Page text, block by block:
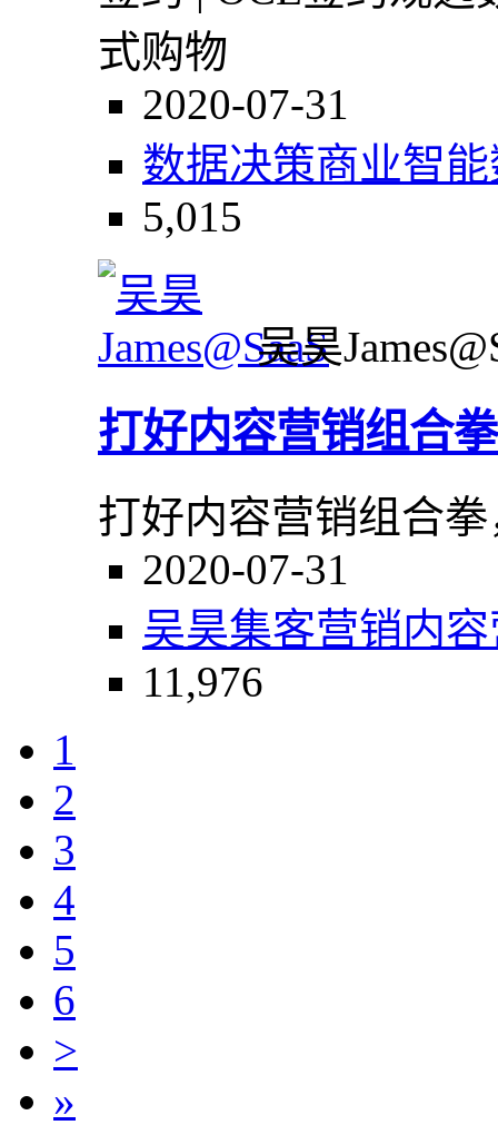
式购物
2020-07-31
数据决策商业智能
5,015
吴昊
打好内容营销组合
打好内容营销组合
2020-07-31
吴昊集客营销内
11,976
1
2
3
4
5
6
>
»